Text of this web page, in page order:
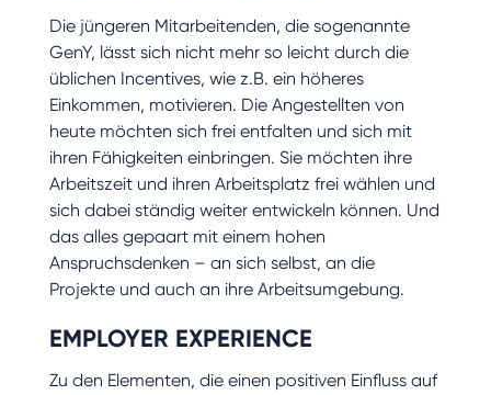
Die jüngeren Mitarbeitenden, die sogenannte
GenY, lässt sich nicht mehr so leicht durch die
üblichen Incentives, wie z.B. ein höheres
Einkommen, motivieren. Die Angestellten von
heute möchten sich frei entfalten und sich mit
ihren Fähigkeiten einbringen. Sie möchten ihre
Arbeitszeit und ihren Arbeitsplatz frei wählen und
sich dabei ständig weiter entwickeln können. Und
das alles gepaart mit einem hohen
Anspruchsdenken – an sich selbst, an die
Projekte und auch an ihre Arbeitsumgebung.
EMPLOYER EXPERIENCE
Zu den Elementen, die einen positiven Einfluss auf